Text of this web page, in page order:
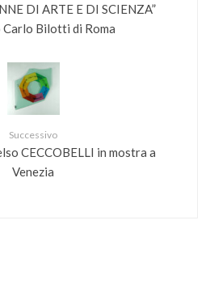
DI ARTE E DI SCIENZA”
Carlo Bilotti di Roma
Successivo
CECCOBELLI in mostra a
Venezia